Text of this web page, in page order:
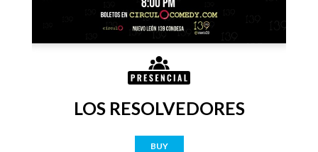
LOS RESOLVEDORES
BUY